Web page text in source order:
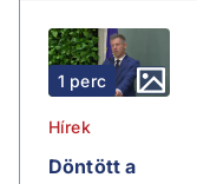
1 perc
Hírek
Döntött a